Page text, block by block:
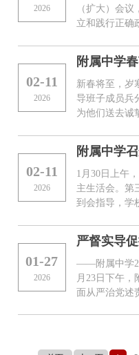
2026
（扩大）会
立和践行正确
02-11
2026
附属中学
新春将至，岁
导班子成员兵
为他们送去诚
02-11
2026
1月30日上午
主生活会。第
到会指导，学
01-27
2026
严督实导
——附属中学
月23日下午，
面从严治党述